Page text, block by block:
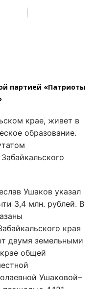
партией «Патриоты
крае, живет в
образование.
Ушаков указал
3,4 млн. рублей. В
края
двумя земельными
общей
Ушаковой–